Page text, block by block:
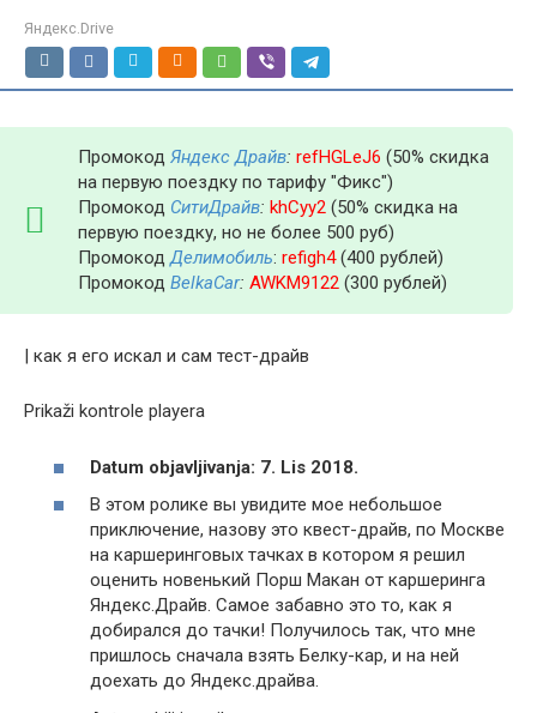
Яндекс.Drive
Промокод Яндекс Драйв: refHGLeJ6 (50% скидка
на первую поездку по тарифу "Фикс")
Промокод СитиДрайв: khCyy2 (50% скидка на
первую поездку, но не более 500 руб)
ПромокодДелимобиль: refigh4(400 рублей)
Промокод BelkaCar: AWKM9122 (300 рублей)
| как я его искал и сам тест-драйв
Prikaži kontrole playera
Datum objavljivanja: 7. Lis 2018.
В этом ролике вы увидите мое небольшое
приключение, назову это квест-драйв, по Москве
на каршеринговых тачках в котором я решил
оценить новенький Порш Макан от каршеринга
Яндекс.Драйв. Самое забавно это то, как я
добирался до тачки! Получилось так, что мне
пришлось сначала взять Белку-кар, и на ней
доехать до Яндекс.драйва.